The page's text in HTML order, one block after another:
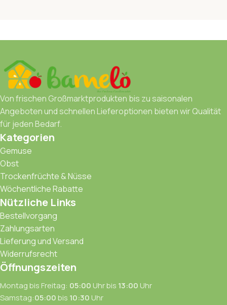
Von frischen Großmarktprodukten bis zu saisonalen
Angeboten und schnellen Lieferoptionen bieten wir Qualität
für jeden Bedarf.
Kategorien
Gemuse
Obst
Trockenfrüchte & Nüsse
Wöchentliche Rabatte
Nützliche Links
Bestellvorgang
Zahlungsarten
Lieferung und Versand
Widerrufsrecht
Öffnungszeiten
Montag bis Freitag: 05:00 Uhr bis 13:00 Uhr
Samstag:05:00bis 10:30 Uhr